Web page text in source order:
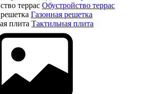
Обустройство террас
Газонная решетка
Тактильная плита